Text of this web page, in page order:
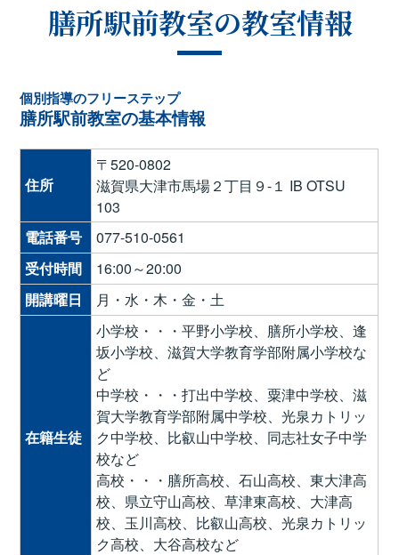
膳所駅前教室の教室情報
個別指導のフリーステップ
膳所駅前教室の基本情報
住所
〒520-0802
滋賀県大津市馬場２丁目９-１ IB OTSU
103
電話番号
077-510-0561
受付時間
16:00～20:00
開講曜日
月・水・木・金・土
在籍生徒
小学校・・・平野小学校、膳所小学校、逢
坂小学校、滋賀大学教育学部附属小学校な
ど
中学校・・・打出中学校、粟津中学校、滋
賀大学教育学部附属中学校、光泉カトリッ
ク中学校、比叡山中学校、同志社女子中学
校など
高校・・・膳所高校、石山高校、東大津高
校、県立守山高校、草津東高校、大津高
校、玉川高校、比叡山高校、光泉カトリッ
ク高校、大谷高校など